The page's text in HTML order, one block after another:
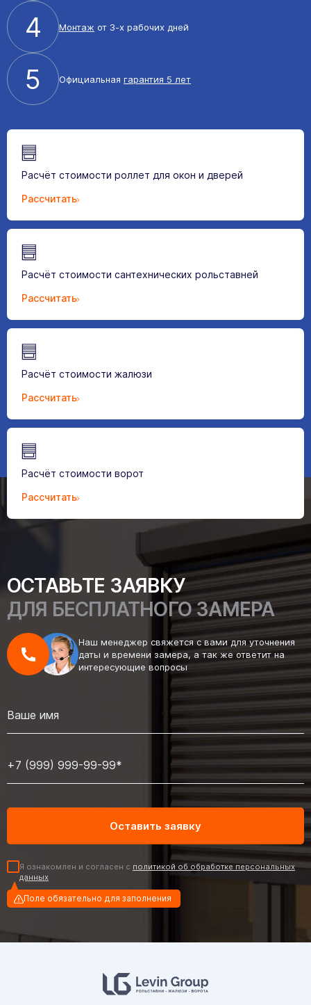
4 Монтаж от 3-х рабочих дней
5 Официальная гарантия 5 лет
Расчёт стоимости роллет для окон и дверей
Рассчитать
Расчёт стоимости сантехнических рольставней
Рассчитать
Расчёт стоимости жалюзи
Рассчитать
Расчёт стоимости ворот
Рассчитать
ОСТАВЬТЕ ЗАЯВКУ
ДЛЯ БЕСПЛАТНОГО ЗАМЕРА
Наш менеджер свяжется с вами для уточнения
даты и времени замера, а так же ответит на
интересующие вопросы
Я ознакомлен и согласен с политикой об обработке персональных
данных
Поле обязательно для заполнения